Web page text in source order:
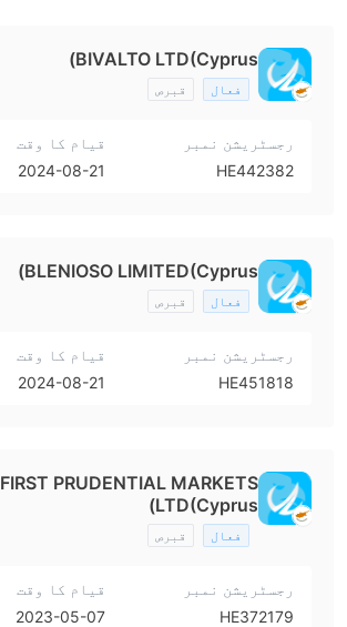
BIVALTO LTD(Cyprus)
فعال قبرص
رجسٹریشن نمبر
HE442382
قیام کا وقت
2024-08-21
BLENIOSO LIMITED(Cyprus)
فعال قبرص
رجسٹریشن نمبر
HE451818
قیام کا وقت
2024-08-21
FIRST PRUDENTIAL MARKETS
LTD(Cyprus)
فعال قبرص
رجسٹریشن نمبر
HE372179
قیام کا وقت
2023-05-07